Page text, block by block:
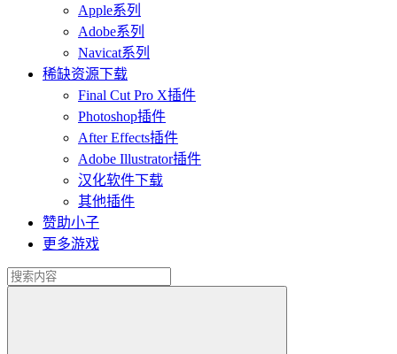
Apple系列
Adobe系列
Navicat系列
稀缺资源下载
Final Cut Pro X插件
Photoshop插件
After Effects插件
Adobe Illustrator插件
汉化软件下载
其他插件
赞助小子
更多游戏